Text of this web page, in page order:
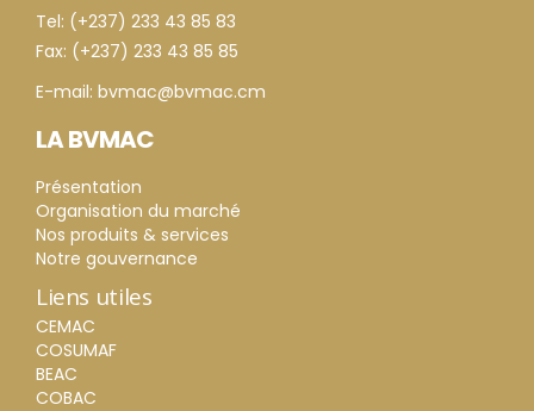
Tel: (+237) 233 43 85 83
Fax: (+237) 233 43 85 85
E-mail: bvmac@bvmac.cm
LA BVMAC
Présentation
Organisation du marché
Nos produits & services
Notre gouvernance
Liens utiles
CEMAC
COSUMAF
BEAC
COBAC